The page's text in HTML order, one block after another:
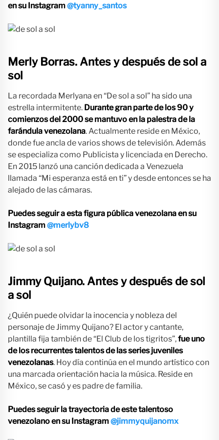
en su Instagram@tyanny_santos
Merly Borras. Antes y después de sol a
sol
La recordada Merlyana en “De sol a sol” ha sido una
estrella intermitente. Durante gran parte de los 90 y
comienzos del 2000 se mantuvo en la palestra de la
farándula venezolana. Actualmente reside en México,
donde fue ancla de varios shows de televisión. Además
se especializa como Publicista y licenciada en Derecho.
En 2015 lanzó una canción dedicada a Venezuela
llamada “Mi esperanza está en ti” y desde entonces se ha
alejado de las cámaras.
Puedes seguir a esta figura pública venezolana en su
Instagram@merlybv8
Jimmy Quijano. Antes y después de sol
a sol
¿Quién puede olvidar la inocencia y nobleza del
personaje de Jimmy Quijano? El actor y cantante,
plantilla fija también de “El Club de los tigritos”,fue uno
de los recurrentes talentos de las series juveniles
venezolanas. Hoy día continúa en el mundo artístico con
una marcada orientación hacia la música. Reside en
México, se casó y es padre de familia.
Puedes seguir la trayectoria de este talentoso
venezolano en su Instagram@jimmyquijanomx